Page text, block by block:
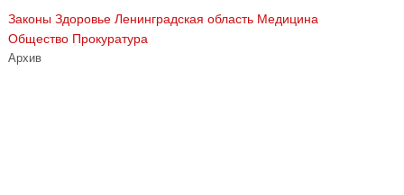
Законы Здоровье Ленинградская область Медицина
Общество Прокуратура
Архив